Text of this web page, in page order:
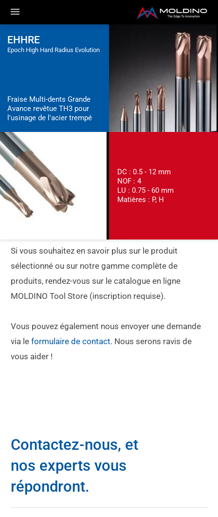
EHHRE
Epoch High Hard Radius Evolution
Fraise Multi-dents Grande
Avance revêtue TH3 pour
l'usinage de l'acier trempé
DC : 0.5 - 12 mm
NOF : 4
LU : 0.75 - 60 mm
Matières : P, H
Si vous souhaitez en savoir plus sur le produit
sélectionné ou sur notre gamme complète de
produits, rendez-vous sur le catalogue en ligne
MOLDINO Tool Store (inscription requise).
Vous pouvez également nous envoyer une demande
via leformulaire de contact. Nous serons ravis de
vous aider !
Contactez-nous, et
nos experts vous
répondront.